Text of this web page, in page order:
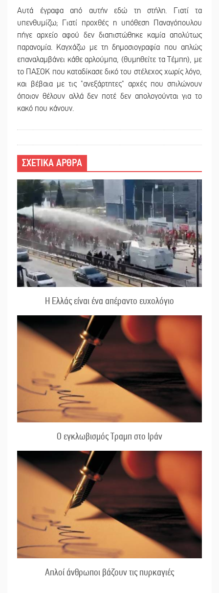
Αυτά έγραφα από αυτήν εδώ τη στήλη. Γιατί τα
υπενθυμίζω; Γιατί προχθές η υπόθεση Παναγόπουλου
πήγε αρχείο αφού δεν διαπιστώθηκε καμία απολύτως
παρανομία. Καγχάζω με τη δημοσιογραφία που απλώς
επαναλαμβάνει κάθε αρλούμπα, (θυμηθείτε τα Τέμπη), με
το ΠΑΣΟΚ που καταδίκασε δικό του στέλεχος χωρίς λόγο,
και βέβαια με τις "ανεξάρτητες" αρχές που σπιλώνουν
όποιον θέλουν αλλά δεν ποτέ δεν απολογούνται για το
κακό που κάνουν.
ΣΧΕΤΙΚΑ ΑΡΘΡΑ
Η Ελλάς είναι ένα απέραντο ευχολόγιο
Ο εγκλωβισμός Τραμπ στο Ιράν
Απλοί άνθρωποι βάζουν τις πυρκαγιές